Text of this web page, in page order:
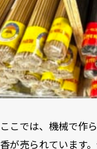
ここでは、機械で作
香が売られています